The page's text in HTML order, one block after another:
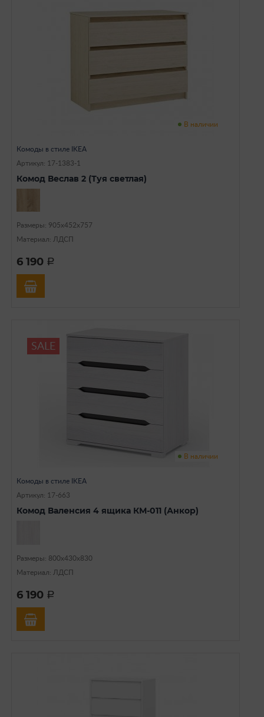
В наличии
Комоды в стиле IKEA
Артикул: 17-1383-1
Комод Веслав 2 (Туя светлая)
Размеры: 905х452х757
Материал: ЛДСП
6 190 a
SALE
В наличии
Комоды в стиле IKEA
Артикул: 17-663
Комод Валенсия 4 ящика КМ-011 (Анкор)
Размеры: 800х430х830
Материал: ЛДСП
6 190 a